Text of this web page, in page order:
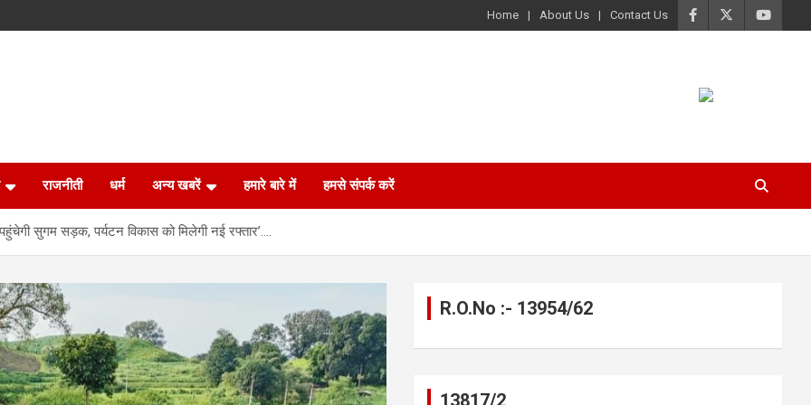
Home About Us Contact Us
राजनीती धर्म अन्य खबरें हमारे बारे में हमसे संपर्क करें
सुगम सड़क, पर्यटन विकास को मिलेगी नई रफ्तार’….
R.O.No :- 13954/62
13817/2